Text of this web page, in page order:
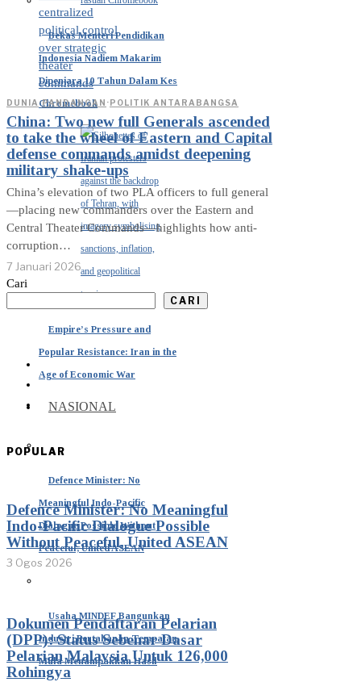
Bekas Menteri Pendidikan
Indonesia Nadiem Makarim
Dipenjara 10 Tahun Dalam Kes
Chromebook
Empire’s Pressure and
Popular Resistance: Iran in the
Age of Economic War
NASIONAL
Defence Minister: No
Meaningful Indo-Pacific
Dialogue Possible Without
Peaceful, United ASEAN
Usaha MINDEF Bangunkan
Industri Pertahanan Tempatan
Mula Menampakkan Hasil
DUNIA ·PANDANGAN · POLITIK ANTARABANGSA
China: Two new full Generals ascended
to take the wheel of Eastern and Capital
defense commands amidst deepening
military shake-ups
China’s elevation of two PLA officers to full general
—placing new commanders over the Eastern and
Central Theater Commands—highlights how anti-
corruption…
7 Januari 2026
Cari
CARI
POPULAR
Defence Minister: No Meaningful
Indo-Pacific Dialogue Possible
Without Peaceful, United ASEAN
3 Ogos 2026
Dokumen Pendaftaran Pelarian
(DPP): Status Sebenar Dasar
Pelarian Malaysia Untuk 126,000
Rohingya